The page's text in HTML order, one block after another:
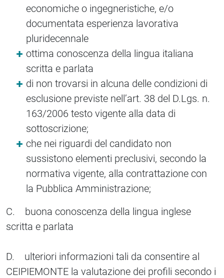
economiche o ingegneristiche, e/o
documentata esperienza lavorativa
pluridecennale
ottima conoscenza della lingua italiana
scritta e parlata
di non trovarsi in alcuna delle condizioni di
esclusione previste nell’art. 38 del D.Lgs. n.
163/2006 testo vigente alla data di
sottoscrizione;
che nei riguardi del candidato non
sussistono elementi preclusivi, secondo la
normativa vigente, alla contrattazione con
la Pubblica Amministrazione;
C. buona conoscenza della lingua inglese
scritta e parlata
D. ulteriori informazioni tali da consentire al
CEIPIEMONTE la valutazione dei profili secondo i